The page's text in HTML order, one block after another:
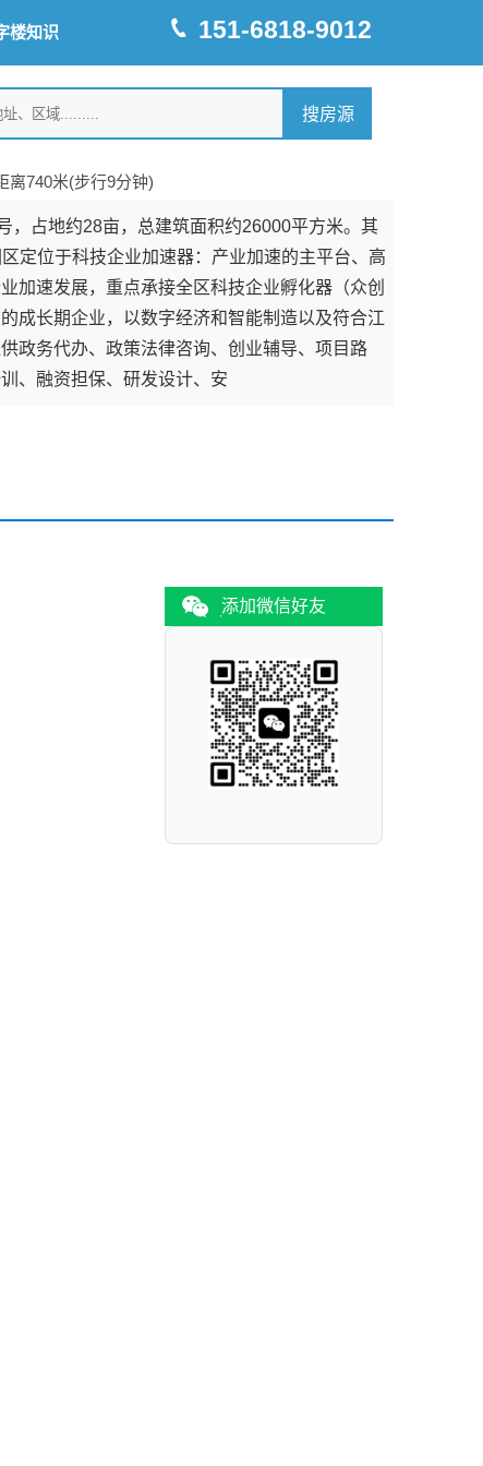
楼知识 151-6818-9012
离740米(步行9分钟)
，占地约28亩，总建筑面积约26000平方米。其
定位于科技企业加速器：产业加速的主平台、高
加速发展，重点承接全区科技企业孵化器（众创
成长期企业，以数字经济和智能制造以及符合江
政务代办、政策法律咨询、创业辅导、项目路
、融资担保、研发设计、安
添加微信好友